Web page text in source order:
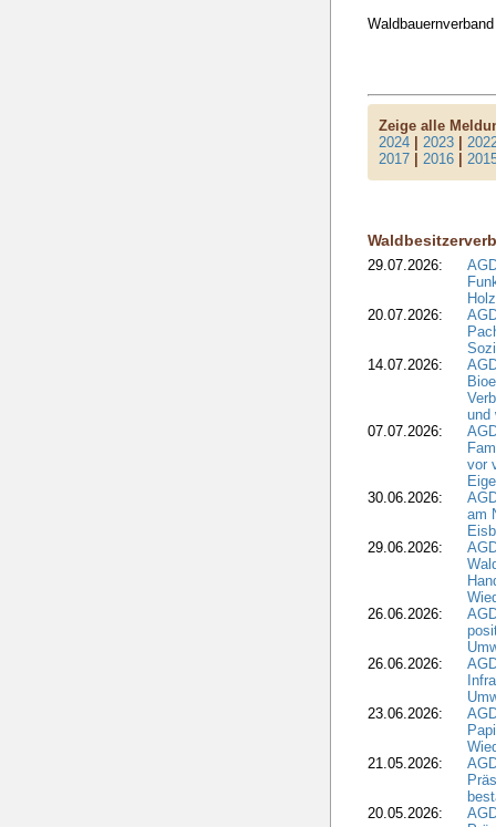
Zeige alle
2024 |2023 |
2017 |2016 |
29.07.2026:
20.07.2026:
14.07.2026:
und
07.07.2026:
vor
30.06.2026:
am
29.06.2026:
26.06.2026:
26.06.2026:
23.06.2026:
21.05.2026:
20.05.2026: